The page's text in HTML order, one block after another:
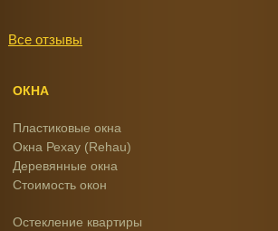
Все отзывы
ОКНА
Пластиковые окна
Окна Рехау (Rehau)
Деревянные окна
Стоимость окон
Остекление квартиры